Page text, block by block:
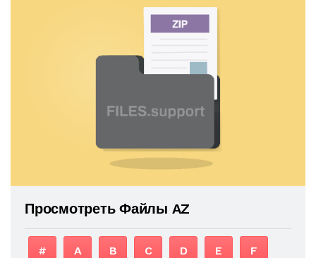
Просмотреть Файлы AZ
# A B C D E F